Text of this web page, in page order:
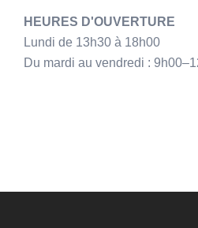
HEURES D'OUVERTURE
Lundi de 13h30 à 18h00
Du mardi au vendredi :